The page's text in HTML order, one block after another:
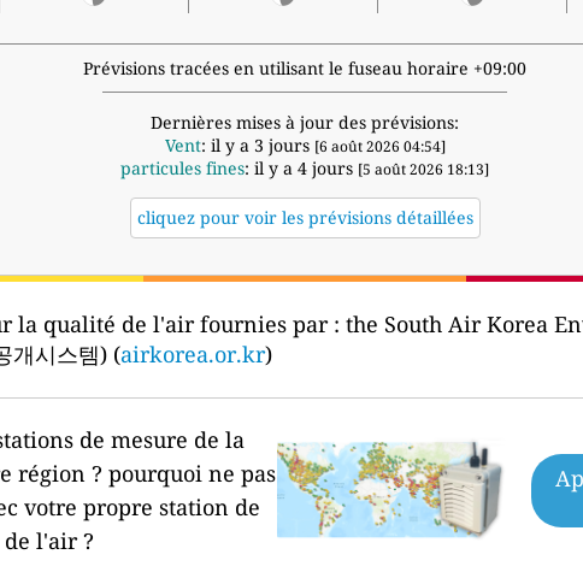
Prévisions tracées en utilisant le fuseau horaire +09:00
Dernières mises à jour des prévisions:
Vent: il y a 3 jours [6 août 2026 04:54]
particules fines: il y a 4 jours [5 août 2026 18:13]
cliquez pour voir les prévisions détaillées
la qualité de l'air fournies par : the South Air Korea
개시스템) (airkorea.or.kr)
de mesure de la
région ? pourquoi ne pas
votre propre station de
l'air ?